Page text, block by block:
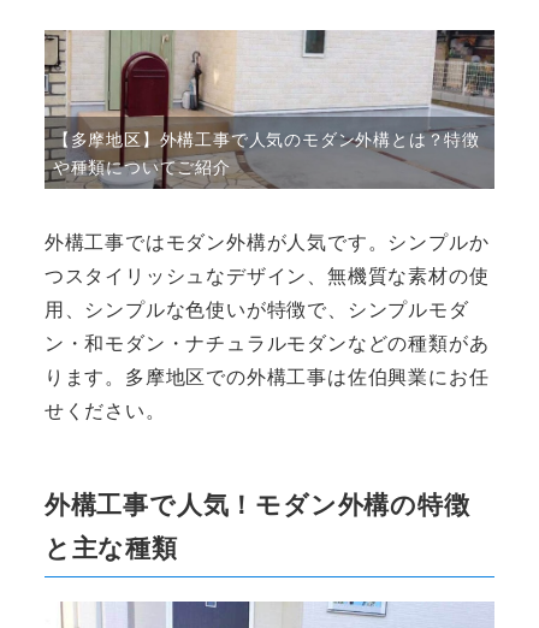
【多摩地区】外構工事で人気のモダン外構とは？特徴
や種類についてご紹介
外構工事ではモダン外構が人気です。シンプルか
つスタイリッシュなデザイン、無機質な素材の使
用、シンプルな色使いが特徴で、シンプルモダ
ン・和モダン・ナチュラルモダンなどの種類があ
ります。多摩地区での外構工事は佐伯興業にお任
せください。
外構工事で人気！モダン外構の特徴
と主な種類